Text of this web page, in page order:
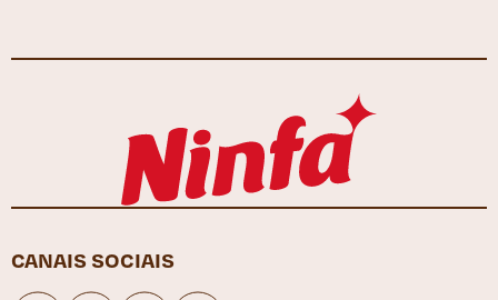
CANAIS SOCIAIS